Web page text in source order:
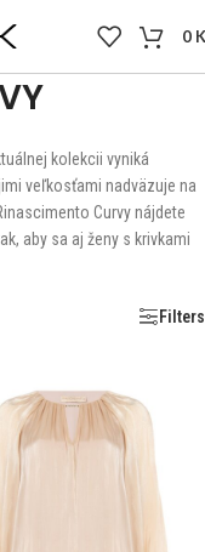
0
kolekcii vyniká
veľkosťami nadväzuje na
Curvy nájdete
aby sa aj ženy s krivkami
Filters